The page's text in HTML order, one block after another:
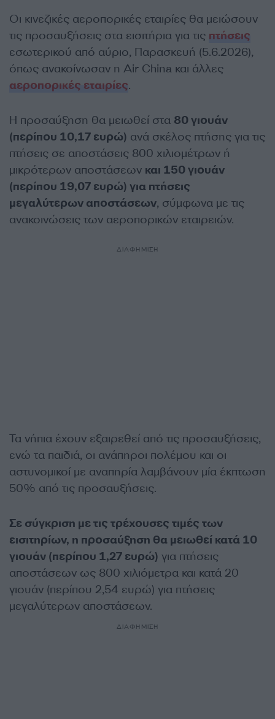
Οι κινεζικές αεροπορικές εταιρίες θα μειώσουν
τις προσαυξήσεις στα εισιτήρια για τις πτήσεις
εσωτερικού από αύριο, Παρασκευή (5.6.2026),
όπως ανακοίνωσαν η Air China και άλλες
αεροπορικές εταιρίες.
Η προσαύξηση θα μειωθεί στα 80 γιουάν
(περίπου 10,17 ευρώ) ανά σκέλος πτήσης για τις
πτήσεις σε αποστάσεις 800 χιλιομέτρων ή
μικρότερων αποστάσεων και 150 γιουάν
(περίπου 19,07 ευρώ) για πτήσεις
μεγαλύτερων αποστάσεων, σύμφωνα με τις
ανακοινώσεις των αεροπορικών εταιρειών.
ΔΙΑΦΗΜΙΣΗ
Τα νήπια έχουν εξαιρεθεί από τις προσαυξήσεις,
ενώ τα παιδιά, οι ανάπηροι πολέμου και οι
αστυνομικοί με αναπηρία λαμβάνουν μία έκπτωση
50% από τις προσαυξήσεις.
Σε σύγκριση με τις τρέχουσες τιμές των
εισιτηρίων, η προσαύξηση θα μειωθεί κατά 10
γιουάν (περίπου 1,27 ευρώ) για πτήσεις
αποστάσεων ως 800 χιλιόμετρα και κατά 20
γιουάν (περίπου 2,54 ευρώ) για πτήσεις
μεγαλύτερων αποστάσεων.
ΔΙΑΦΗΜΙΣΗ